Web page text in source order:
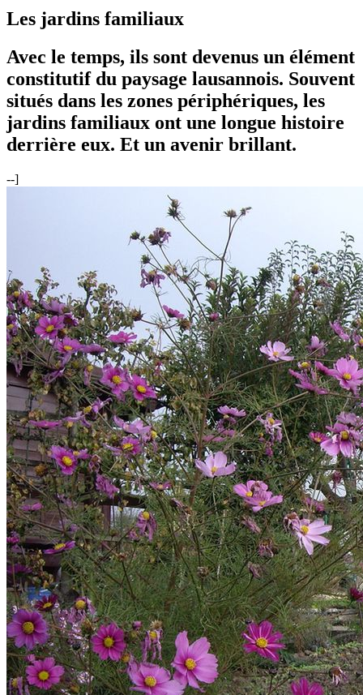
Les jardins familiaux
Avec le temps, ils sont devenus un élément
constitutif du paysage lausannois. Souvent
situés dans les zones périphériques, les
jardins familiaux ont une longue histoire
derrière eux. Et un avenir brillant.
--]